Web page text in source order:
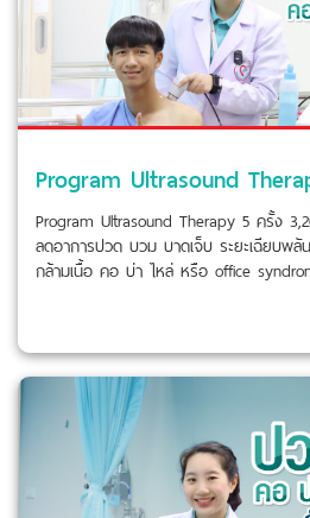
Program Ultrasound
Program Ultrasound Therapy 5 ครั้ง
ลดอาการปวด บวม บาดเจ็บ ระยะเฉียบพลั
กล้ามเนื้อ คอ บ่า ไหล่ หรือ office